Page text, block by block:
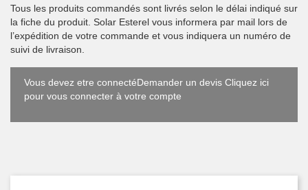
Tous les produits commandés sont livrés selon le délai indiqué sur
la fiche du produit. Solar Esterel vous informera par mail lors de
l’expédition de votre commande et vous indiquera un numéro de
suivi de livraison.
Vous devez etre connectéDemander un devis Cliquez ici
pour vous connecter à votre compte